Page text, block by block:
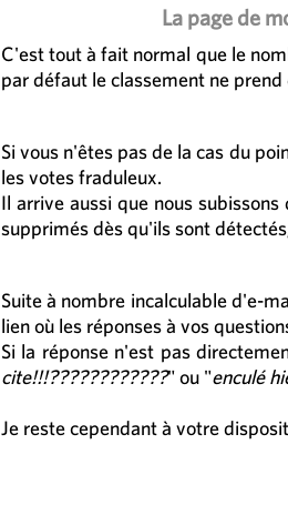
La page de
C'est tout à fait normal que le
par défaut le classement ne
Si vous n'êtes pas de la cas du
les votes fraduleux.
Il arrive aussi que nous
supprimés dès qu'ils sont
Suite à nombre incalculable d'e-
lien où les réponses à vos
Si la réponse n'est pas
cite!!!????????????" ou "enculé
Je reste cependant à votre